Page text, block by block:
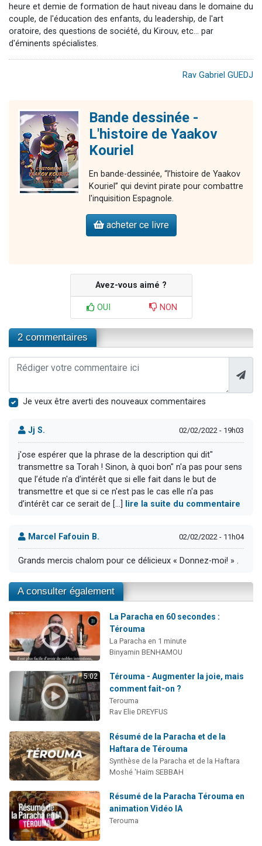
heure et demie de formation de haut niveau dans le domaine du
couple, de l'éducation des enfants, du leadership, de l'art
oratoire, des questions de société, du Kirouv, etc... par
d'éminents spécialistes.
Rav Gabriel GUEDJ
Bande dessinée -
L'histoire de Yaakov
Kouriel
En bande-dessinée, “l’histoire de Yaakov
Kouriel” qui devint pirate pour combattre
l'inquisition Espagnole.
acheter ce livre
Avez-vous aimé ?
OUI NON
2 commentaires
Je veux être averti des nouveaux commentaires
Jj S. 02/02/2022 - 19h03
j'ose espérer que la phrase de la description qui dit"
transmettre sa Torah ! Sinon, à quoi bon" n'a pas pour sens
que l’étude n'a d’intérêt que si elle fait dans le but de
transmettre et que si ce n'est pas le cas elle n'a pas
d’intérêt car ce serait de [...]
lire la suite du commentaire
Marcel Fafouin B. 02/02/2022 - 11h04
Grands mercis chalom pour ce délicieux « Donnez-moi! » .
A consulter également
La Paracha en 60 secondes :
Térouma
La Paracha en 1 minute
Binyamin BENHAMOU
5:02
Térouma - Augmenter la joie, mais
comment fait-on ?
Terouma
Rav Elie DREYFUS
Résumé de la Paracha et de la
Haftara de Térouma
Synthèse de la Paracha et de la Haftara
Moshé 'Haïm SEBBAH
Résumé de la Paracha Térouma en
animation Vidéo IA
Terouma